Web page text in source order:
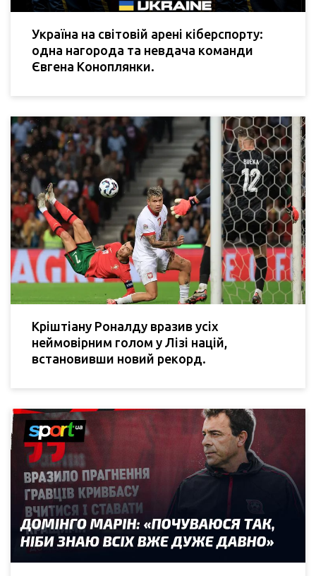
Україна на світовій арені кіберспорту:
одна нагорода та невдача команди
Євгена Коноплянки.
Кріштіану Роналду вразив усіх
неймовірним голом у Лізі націй,
встановивши новий рекорд.